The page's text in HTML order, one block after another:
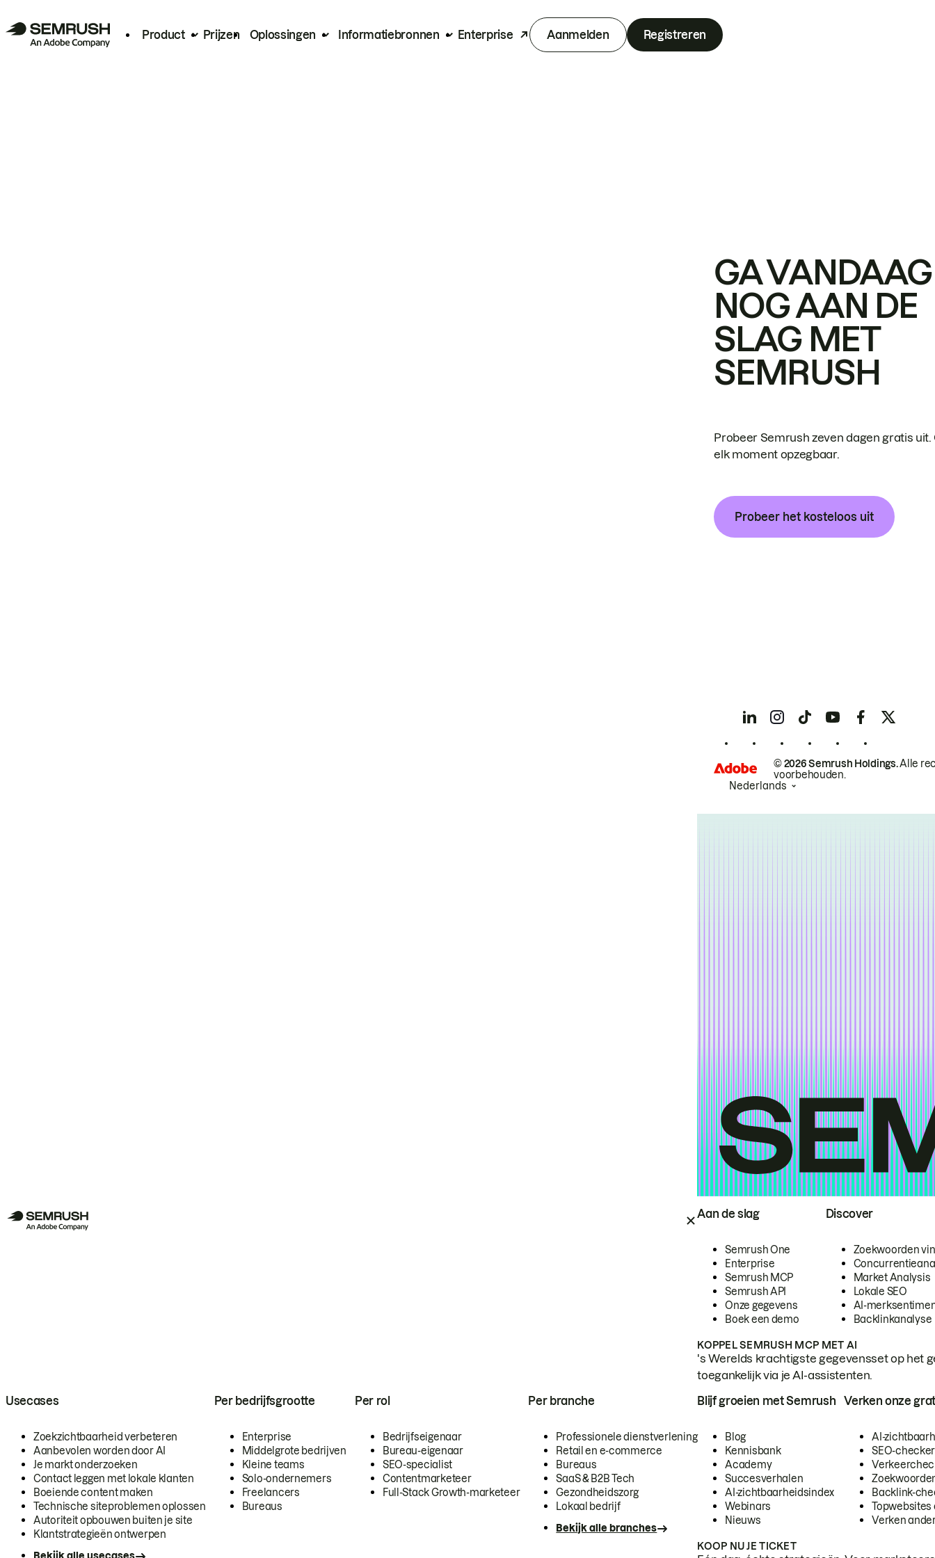
Product Prijzen Oplossingen Informatiebronnen Enterprise Aanmelden Registreren
Aan de slag
Semrush One
Enterprise
Semrush MCP
Semrush API
Onze gegevens
Boek een demo
Discover
Zoekwoorden
Market Analysis
Lokale SEO
AI-
Backlinkanalyse
KOPPEL SEMRUSH MCP MET AI
's Werelds krachtigste gegevensset op het
toegankelijk via je AI-assistenten.
Usecases
Zoekzichtbaarheid verbeteren
Aanbevolen worden door AI
Je markt onderzoeken
Contact leggen met lokale klanten
Boeiende content maken
Technische siteproblemen oplossen
Autoriteit opbouwen buiten je site
Klantstrategieën ontwerpen
Per bedrijfsgrootte
Enterprise
Middelgrote bedrijven
Kleine teams
Solo-ondernemers
Freelancers
Bureaus
Per rol
Bedrijfseigenaar
Bureau-eigenaar
SEO-specialist
Contentmarketeer
Full-Stack Growth-marketeer
Per branche
Professionele dienstverlening
Retail en e-commerce
Bureaus
SaaS & B2B Tech
Gezondheidszorg
Lokaal bedrijf
Bekijk alle branches
Blijf groeien met Semrush
Blog
Kennisbank
Academy
Succesverhalen
AI-zichtbaarheidsindex
Webinars
Nieuws
Verken onze
AI-
SEO-checker
Backlink-
Topwebsites
Verken
KOOP NU JE TICKET
GA VANDAAG
NOG AAN DE
SLAG MET
SEMRUSH
Probeer Semrush zeven dagen gratis uit.
elk moment opzegbaar.
Probeer het kosteloos uit
© 2026 Semrush Holdings.Alle
voorbehouden.
Nederlands